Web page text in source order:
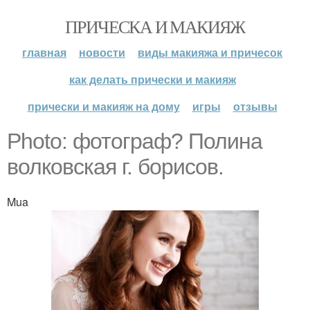
ПРИЧЕСКА И МАКИЯЖ
главная новости
виды макияжа и причесок
как делать прически и макияж
прически и макияж на дому
игры отзывы
Photo: фотограф? Полина
волковская г. борисов.
Mua